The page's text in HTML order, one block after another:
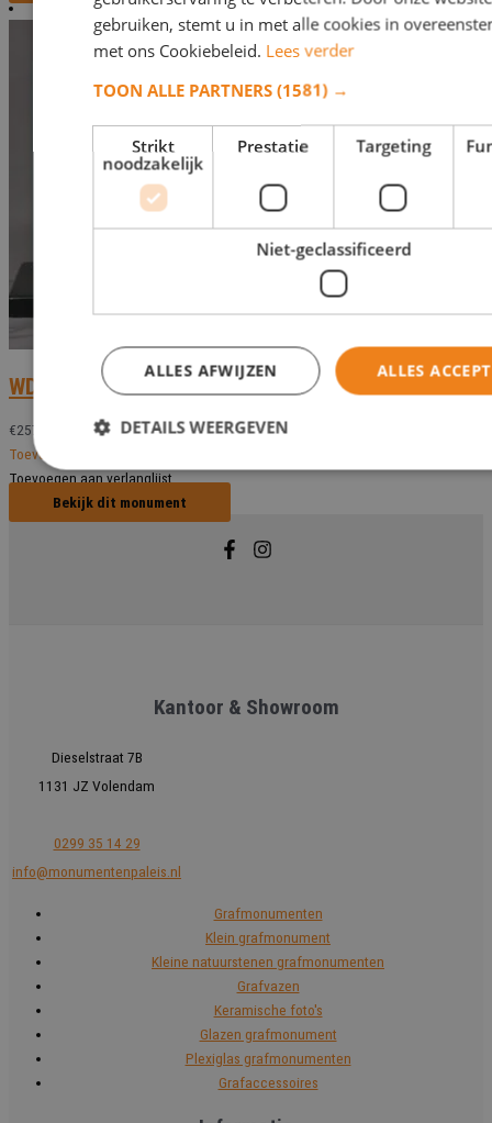
WD 106 A
€257,00
Toevoegen aan verlanglijst
Toevoegen aan verlanglijst
Bekijk dit monument
Kantoor & Showroom
Dieselstraat 7B
1131 JZ Volendam
0299 35 14 29
info@monumentenpaleis.nl
Grafmonumenten
Klein grafmonument
Kleine natuurstenen grafmonumenten
Grafvazen
Keramische foto's
Glazen grafmonument
Plexiglas grafmonumenten
Grafaccessoires
gebruiken, stemt u in met alle cookies in
met ons Cookiebeleid. Lees verder
TOON ALLE PARTNERS(1581) →
Strikt
noodzakelijk
Prestatie Targeting
Niet-geclassificeerd
ALLES
ALLES AFWIJZEN
DETAILS WEERGEVEN